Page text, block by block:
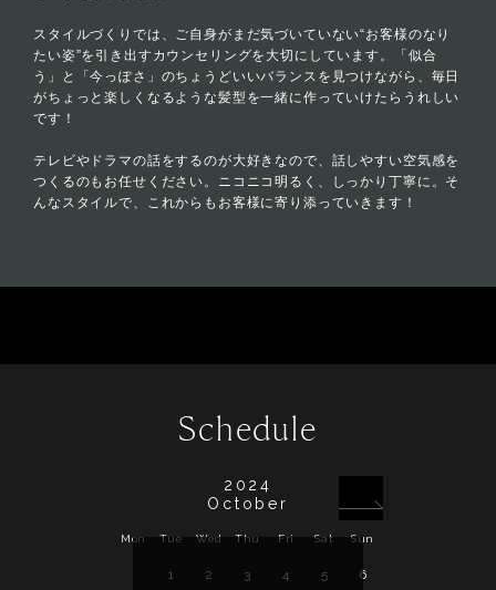
スタイルづくりでは、ご自身がまだ気づいていない“お客様のなり
たい姿”を引き出すカウンセリングを大切にしています。「似合
う」と「今っぽさ」のちょうどいいバランスを見つけながら、毎日
がちょっと楽しくなるような髪型を一緒に作っていけたらうれしい
です！
テレビやドラマの話をするのが大好きなので、話しやすい空気感を
つくるのもお任せください。ニコニコ明るく、しっかり丁寧に。そ
んなスタイルで、これからもお客様に寄り添っていきます！
Schedule
2024
October
Mon Tue Wed Thu Fri Sat Sun
1 2 3 4 5 6